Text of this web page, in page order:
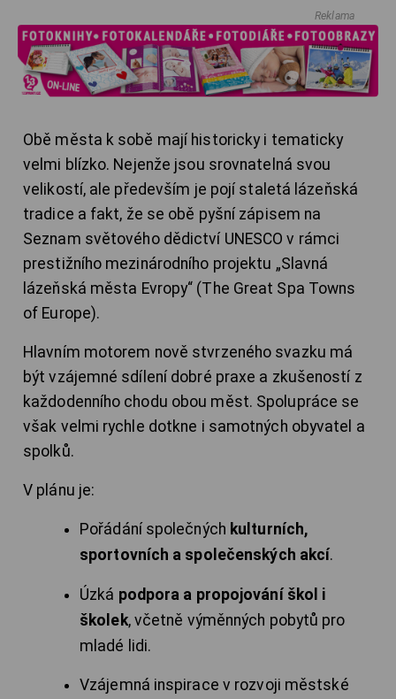
Reklama
Obě města k sobě mají historicky i tematicky
velmi blízko. Nejenže jsou srovnatelná svou
velikostí, ale především je pojí staletá lázeňská
tradice a fakt, že se obě pyšní zápisem na
Seznam světového dědictví UNESCO v rámci
prestižního mezinárodního projektu „Slavná
lázeňská města Evropy“ (The Great Spa Towns
of Europe).
Hlavním motorem nově stvrzeného svazku má
být vzájemné sdílení dobré praxe a zkušeností z
každodenního chodu obou měst. Spolupráce se
však velmi rychle dotkne i samotných obyvatel a
spolků.
V plánu je:
Pořádání společných kulturních,
sportovních a společenských akcí.
Úzká podpora a propojování škol i
školek, včetně výměnných pobytů pro
mladé lidi.
Vzájemná inspirace v rozvoji městské